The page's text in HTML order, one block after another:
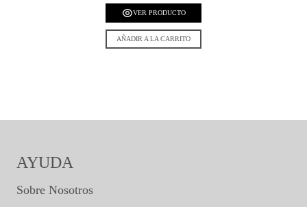
VER PRODUCTO
AÑADIR A LA CARRITO
AYUDA
Sobre Nosotros